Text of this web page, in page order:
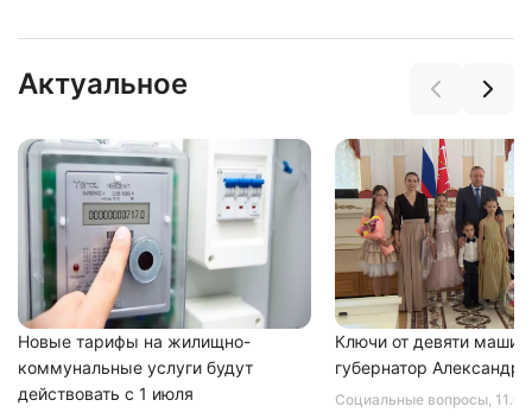
Актуальное
Новые тарифы на жилищно-
коммунальные услуги будут
действовать с 1 июля
Социальные вопросы,
Ключи от девяти машин
губернатор Александр
соглашаетесь с
политикой конфиденциальности